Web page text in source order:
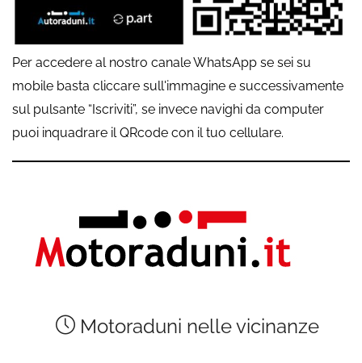
Per accedere al nostro canale WhatsApp se sei su
mobile basta cliccare sull'immagine e successivamente
sul pulsante “Iscriviti”, se invece navighi da computer
puoi inquadrare il QRcode con il tuo cellulare.
Motoraduni nelle vicinanze